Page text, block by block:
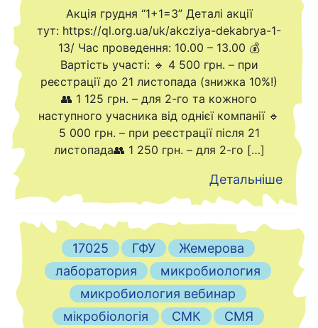
Акція грудня “1+1=3” Деталі акції
тут: https://ql.org.ua/uk/akcziya-dekabrya-1-
13/ Час проведення: 10.00 – 13.00 💰
Вартість участі: 🔹 4 500 грн. – при
реєстрації до 21 листопада (знижка 10%!)
👥 1 125 грн. – для 2-го та кожного
наступного учасника від однієї компанії 🔹
5 000 грн. – при реєстрації після 21
листопада👥 1 250 грн. – для 2-го […]
Детальніше
17025 ГФУ
Жемерова
лаборатория
микробиология
микробиология вебинар
мікробіологія
СМК СМЯ